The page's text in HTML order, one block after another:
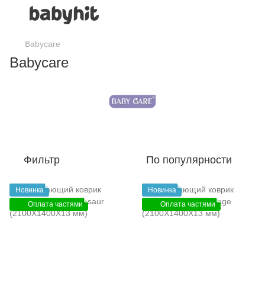
Babycare
Babycare
Фильтр По популярности
Новинка
Оплата частями
Новинка
Оплата частями